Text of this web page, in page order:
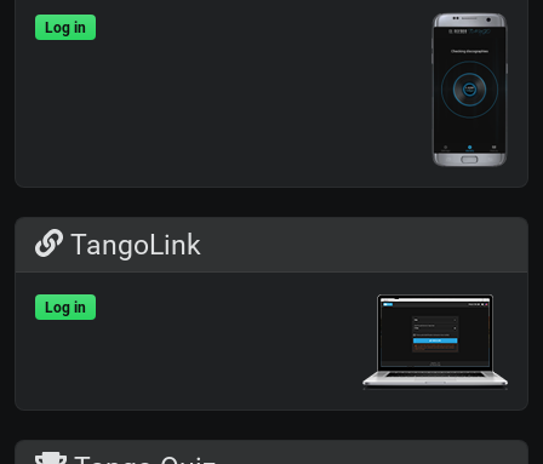
Log in
TangoLink
Log in